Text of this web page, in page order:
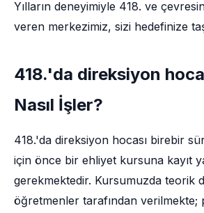
Yılların deneyimiyle 418. ve
veren merkezimiz, sizi hedefinize
418.'da direksiyon
Nasıl İşler?
418.'da direksiyon hocası birebir
için önce bir ehliyet kursuna kayıt
gerekmektedir. Kursumuzda teorik
öğretmenler tarafından verilmekte;